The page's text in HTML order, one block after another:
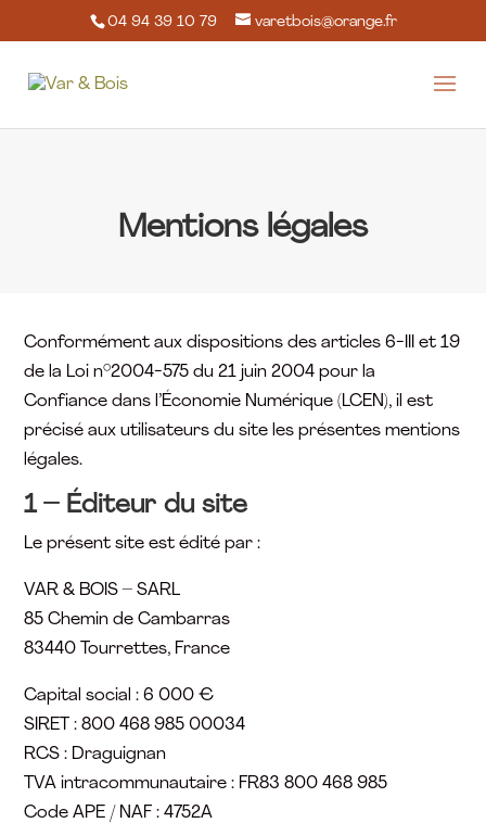
04 94 39 10 79 varetbois@orange.fr
Mentions légales
Conformément aux dispositions des articles 6-III et 19
de la Loi n°2004-575 du 21 juin 2004 pour la
Confiance dans l’Économie Numérique (LCEN), il est
précisé aux utilisateurs du site les présentes mentions
légales.
1 – Éditeur du site
Le présent site est édité par :
VAR & BOIS – SARL
85 Chemin de Cambarras
83440 Tourrettes, France
Capital social : 6 000 €
SIRET : 800 468 985 00034
RCS : Draguignan
TVA intracommunautaire : FR83 800 468 985
Code APE / NAF : 4752A